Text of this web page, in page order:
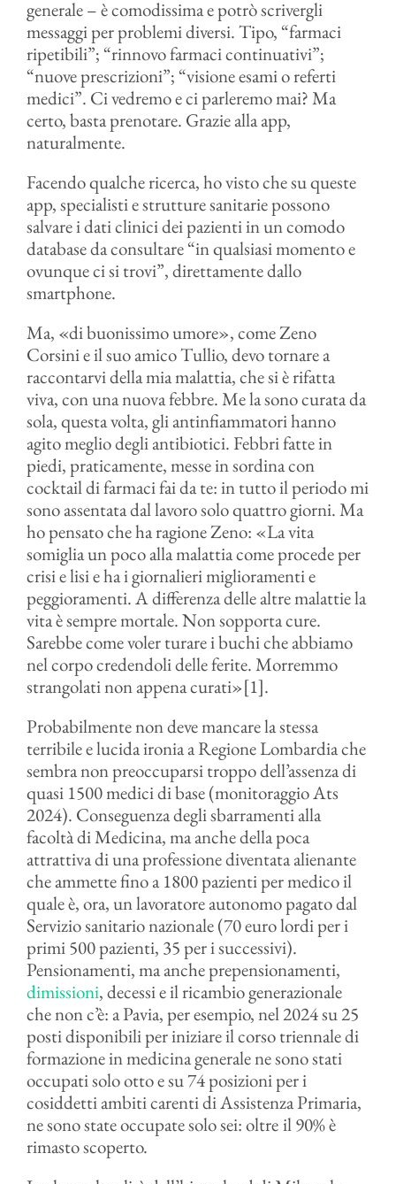
generale – è comodissima e potrò scrivergli
messaggi per problemi diversi. Tipo, “farmaci
ripetibili”; “rinnovo farmaci continuativi”;
“nuove prescrizioni”; “visione esami o referti
medici”. Ci vedremo e ci parleremo mai? Ma
certo, basta prenotare. Grazie alla app,
naturalmente.
Facendo qualche ricerca, ho visto che su queste
app, specialisti e strutture sanitarie possono
salvare i dati clinici dei pazienti in un comodo
database da consultare “in qualsiasi momento e
ovunque ci si trovi”, direttamente dallo
smartphone.
Ma, «di buonissimo umore», come Zeno
Corsini e il suo amico Tullio, devo tornare a
raccontarvi della mia malattia, che si è rifatta
viva, con una nuova febbre. Me la sono curata da
sola, questa volta, gli antinfiammatori hanno
agito meglio degli antibiotici. Febbri fatte in
piedi, praticamente, messe in sordina con
cocktail di farmaci fai da te: in tutto il periodo mi
sono assentata dal lavoro solo quattro giorni. Ma
ho pensato che ha ragione Zeno: «La vita
somiglia un poco alla malattia come procede per
crisi e lisi e ha i giornalieri miglioramenti e
peggioramenti. A differenza delle altre malattie la
vita è sempre mortale. Non sopporta cure.
Sarebbe come voler turare i buchi che abbiamo
nel corpo credendoli delle ferite. Morremmo
strangolati non appena curati»[1].
Probabilmente non deve mancare la stessa
terribile e lucida ironia a Regione Lombardia che
sembra non preoccuparsi troppo dell’assenza di
quasi 1500 medici di base (monitoraggio Ats
2024). Conseguenza degli sbarramenti alla
facoltà di Medicina, ma anche della poca
attrattiva di una professione diventata alienante
che ammette fino a 1800 pazienti per medico il
quale è, ora, un lavoratore autonomo pagato dal
Servizio sanitario nazionale (70 euro lordi per i
primi 500 pazienti, 35 per i successivi).
Pensionamenti, ma anche prepensionamenti,
dimissioni, decessi e il ricambio generazionale
che non c’è: a Pavia, per esempio, nel 2024 su 25
posti disponibili per iniziare il corso triennale di
formazione in medicina generale ne sono stati
occupati solo otto e su 74 posizioni per i
cosiddetti ambiti carenti di Assistenza Primaria,
ne sono state occupate solo sei: oltreil 90% è
rimasto scoperto.